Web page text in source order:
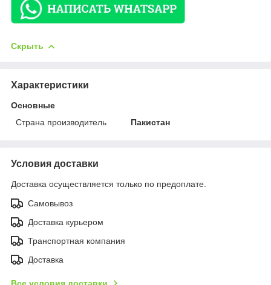
Скрыть
Характеристики
Основные
Страна производитель
Пакистан
Условия доставки
Доставка осуществляется только по предоплате.
Самовывоз
Доставка курьером
Транспортная компания
Доставка
Все условия доставки